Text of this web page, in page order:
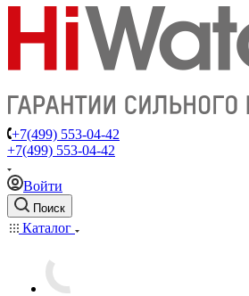
+7(499) 553-04-42
+7(499) 553-04-42
Войти
Поиск
Каталог